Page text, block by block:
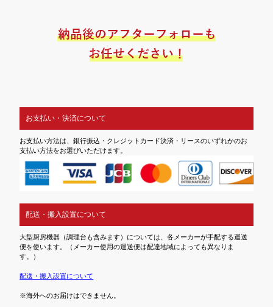
お支払い・決済について
お支払い方法は、銀行振込・クレジットカード決済・リースのいずれかのお
支払い方法をお選びいただけます。
配送・搬入設置について
大型厨房機器（調理台も含みます）については、各メーカーが手配する運送
便を使います。（メーカー使用の運送便は配達地域によっても異なりま
す。）
配送・搬入設置について
※海外へのお届けはできません。